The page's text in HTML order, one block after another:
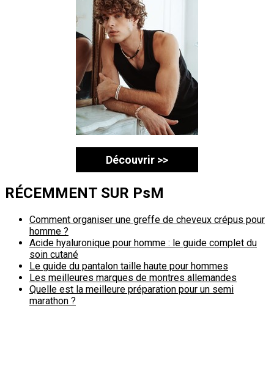
Découvrir >>
RÉCEMMENT SUR PsM
Comment organiser une greffe de cheveux crépus pour
homme ?
Acide hyaluronique pour homme : le guide complet du
soin cutané
Le guide du pantalon taille haute pour hommes
Les meilleures marques de montres allemandes
Quelle est la meilleure préparation pour un semi
marathon ?